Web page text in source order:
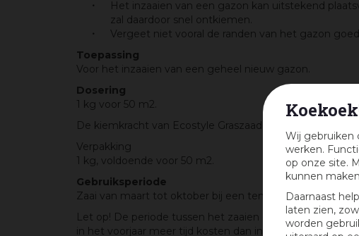
Wij gebruiken
werken.
op onze site.
kunnen
Daarnaast
laten zien,
worden
Het inzaaien van een gazon kan uitstekend
zal daardoor snel ontkiemen.
Vergeet niet vooral de randen van het gazon
Toepassing
Voor het inzaaien van een geheel nieuw gazon.
Dosering
1 kg voor 50 m2.
De kiemkracht van Ecostyle Graszaad-Inzaai is voor
Verpakking
1 kg, voldoende voor 50 m2.
Gebruiksperiode
Zaai van maart tot oktober bij een temperatuur van 15
Let op! De periode tussen het zaaien en kiemen van
in het voorjaar meer tijd kosten dan in de nazomer.